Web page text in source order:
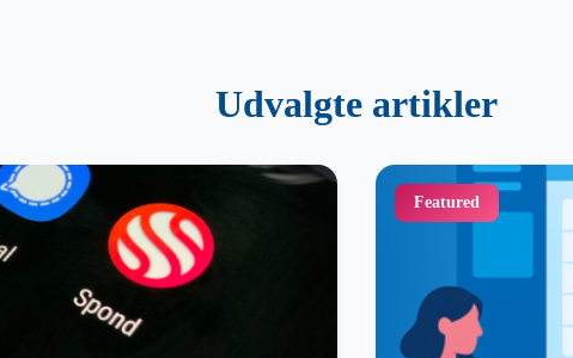
Udvalgte artikler
Featured